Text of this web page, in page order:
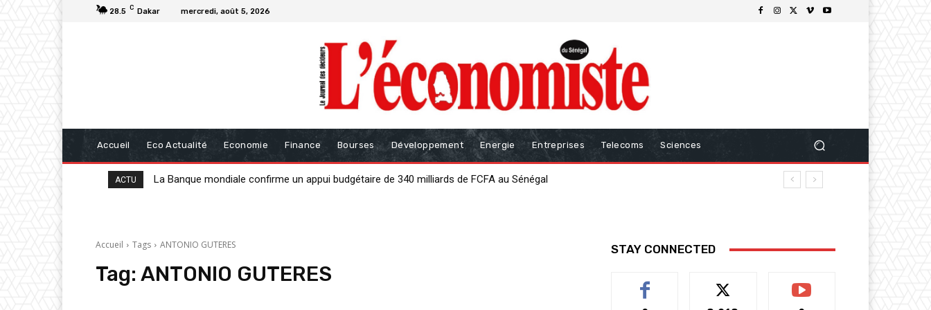
28.5 C Dakar mercredi, août 5, 2026
Accueil Eco Actualité Economie Finance Bourses Développement Energie Entreprises Telecoms Sciences
ACTU La Banque mondiale confirme un appui budgétaire de 340 milliards de FCFA au Sénégal
20 milliards de FCFA de la BAD pour renforcer la gouvernance des finances publiques
Accueil Tags ANTONIO GUTERES
Tag: ANTONIO GUTERES
STAY CONNECTED